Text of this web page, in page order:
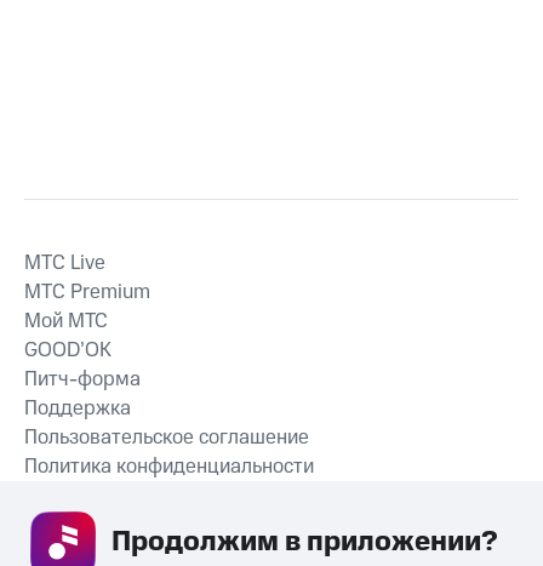
СКАЧАТЬ ПРИЛОЖЕНИЕ
MTС Live
MTС Premium
Мой МТС
GOOD’OK
Питч-форма
Поддержка
Пользовательское соглашение
Политика конфиденциальности